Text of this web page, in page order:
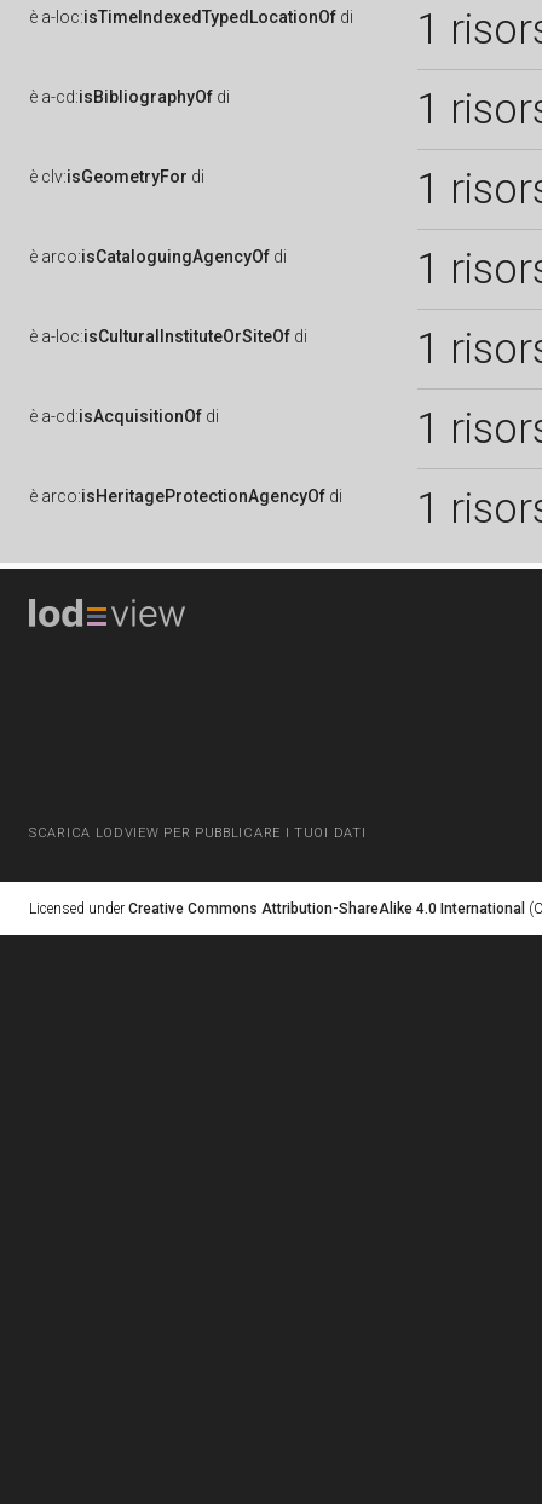
è a-loc:isTimeIndexedTypedLocationOf di 1
è a-cd:isBibliographyOf di 1
è clv:isGeometryFor di 1
è arco:isCataloguingAgencyOf di 1
è a-loc:isCulturalInstituteOrSiteOf di 1
è a-cd:isAcquisitionOf di 1
è arco:isHeritageProtectionAgencyOf di 1
SCARICA LODVIEW PER PUBBLICARE I TUOI DATI
Licensed under Creative Commons Attribution-ShareAlike 4.0 International